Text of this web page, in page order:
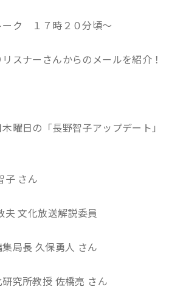
ク １７時２０分頃～
スナーさんからのメールを紹介！
曜日の「長野智子アップデート」
子 さん
夫 文化放送解説委員
局長 久保勇人 さん
究所教授 佐橋亮 さん